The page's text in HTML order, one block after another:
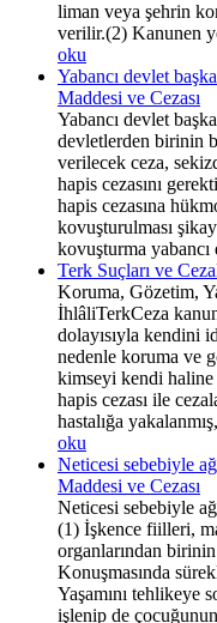
liman veya şehrin
verilir.(2) Kanunen
oku
Yabancı devlet
Maddesi ve Cezası
Yabancı devlet
devletlerden birinin
verilecek ceza,
hapis cezasını
hapis cezasına
kovuşturulması
kovuşturma
Terk Suçları ve
Koruma, Gözetim,
İhlâliTerkCeza
dolayısıyla kendini
nedenle koruma ve
kimseyi kendi
hapis cezası ile
hastalığa
oku
Neticesi sebebiyle
Maddesi ve Cezası
Neticesi sebebiyle
(1) İşkence fiilleri,
organlarından
Konuşmasında
Yaşamını tehlikeye
işlenip de